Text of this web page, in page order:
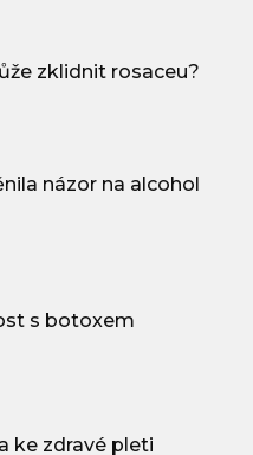
zklidnit rosaceu?
názor na alcohol
s botoxem
ke zdravé pleti